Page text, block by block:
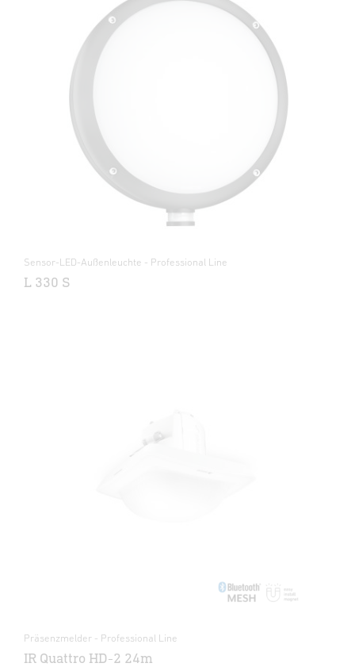
Sensor-LED-Außenleuchte - Professional Line
L 330 S
Präsenzmelder - Professional Line
IR Quattro HD-2 24m